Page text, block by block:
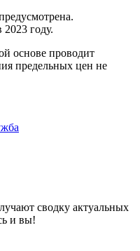
году.
основе проводит
предельных цен не
сводку актуальных
и вы!